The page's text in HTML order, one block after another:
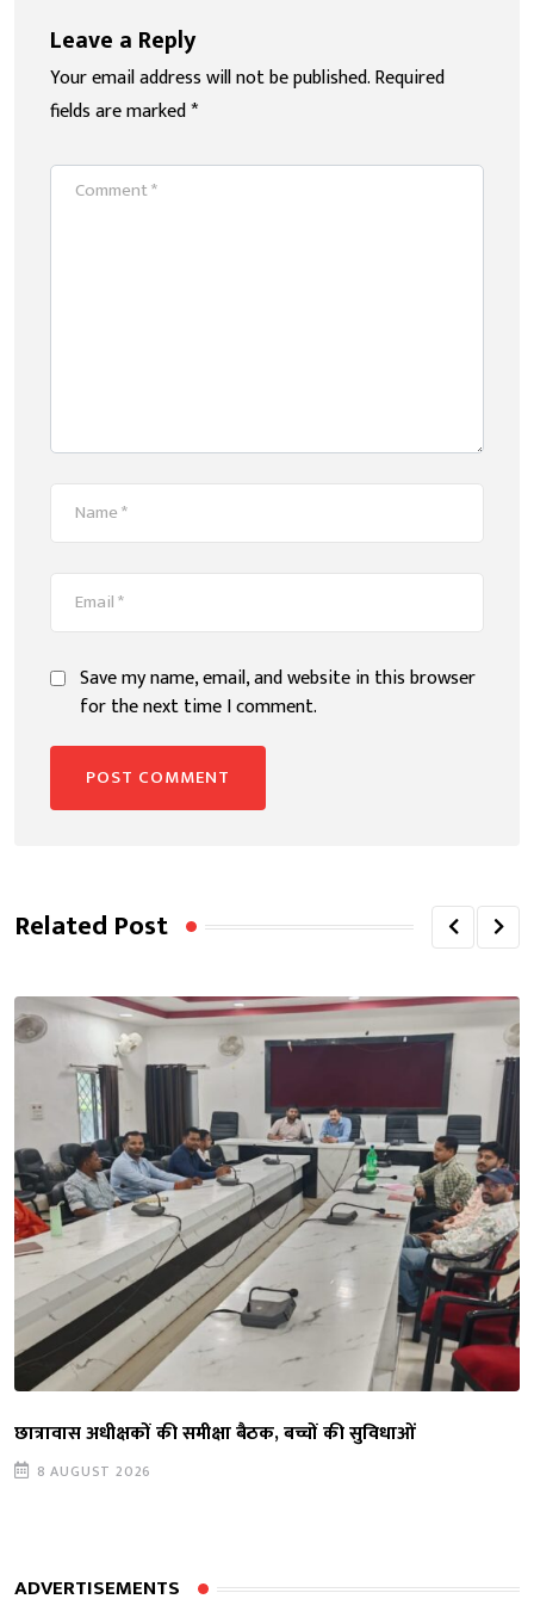
Leave a Reply
Your email address will not be published.Required
fields are marked*
Save my name, email, and website in this browser
for the next time I comment.
Related Post
छात्रावास अधीक्षकों की समीक्षा बैठक, बच्चों की सुविधाओं
8 AUGUST 2026
ADVERTISEMENTS